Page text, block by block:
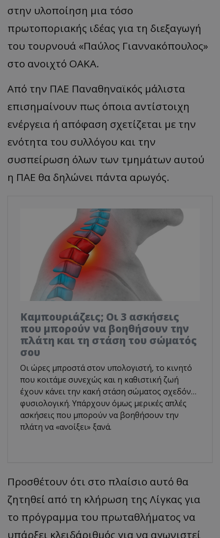
στην υλοποίηση μια τόσο
πρωτοποριακής ιδέας για τη διεξαγωγή
του τουρνουά «Παύλος Γιαννακόπουλος»
στο ανοιχτό ΟΑΚΑ.
Από την ΠΑΕ Παναθηναϊκός μάλιστα
επισημαίνουν πως όποια αντίστοιχη
ενέργεια ή απόφαση σχετίζεται με την
ενότητα του συλλόγου και την
συσπείρωση όλων των τμημάτων αυτού
η ΠΑΕ θα δηλώνει πάντα αρωγός.
Καμπουριάζεις; Οι 3 ασκήσεις
που μπορούν να βοηθήσουν την
πλάτη και τη στάση του σώματός
σου
Οι ώρες μπροστά στον υπολογιστή, το κινητό
που κοιτάμε συνεχώς και η καθιστική ζωή
έχουν κάνει την κακή στάση σώματος σχεδόν…
φυσιολογική. Υπάρχουν όμως μερικές απλές
ασκήσεις που μπορούν να βοηθήσουν την
πλάτη να «ανοίξει» ξανά.
Προσθέτουν ότι στο πλαίσιο αυτό θα
ζητηθεί από τη κλήρωση της Λίγκας για
το πρόγραμμα του πρωταθλήματος να
υπάρξει κλειδάριθμός για να αγωνιστεί